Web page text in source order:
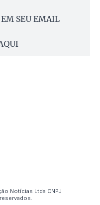
SEU EMAIL
Notícias Ltda CNPJ